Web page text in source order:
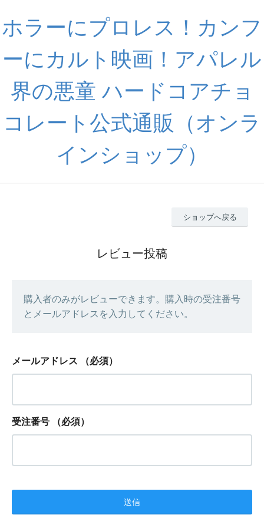
ホラーにプロレス！カンフ
ーにカルト映画！アパレル
界の悪童 ハードコアチョ
コレート公式通販（オンラ
インショップ）
ショップへ戻る
レビュー投稿
購入者のみがレビューできます。購入時の受注番号
とメールアドレスを入力してください。
メールアドレス （必須）
受注番号 （必須）